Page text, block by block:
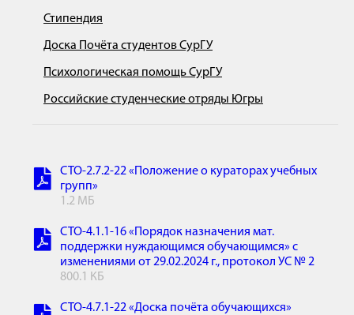
Стипендия
Доска Почёта студентов СурГУ
Психологическая помощь СурГУ
Российские студенческие отряды Югры
СТО-2.7.2-22 «Положение о кураторах учебных
групп»
1.2 МБ
СТО-4.1.1-16 «Порядок назначения мат.
поддержки нуждающимся обучающимся» с
изменениями от 29.02.2024 г., протокол УС № 2
800.1 КБ
СТО-4.7.1-22 «Доска почёта обучающихся»